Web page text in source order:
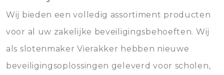
Wij bieden een volledig assortiment producten
voor al uw zakelijke beveiligingsbehoeften. Wij
als slotenmaker Vierakker hebben nieuwe
beveiligingsoplossingen geleverd voor scholen,